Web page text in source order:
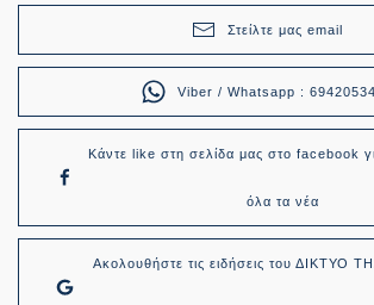
Στείλτε μας email
Viber / Whatsapp :
Κάντε like στη σελίδα μας στο facebook
όλα τα νέα
Ακολουθήστε τις ειδήσεις του ΔΙΚΤΥΟ